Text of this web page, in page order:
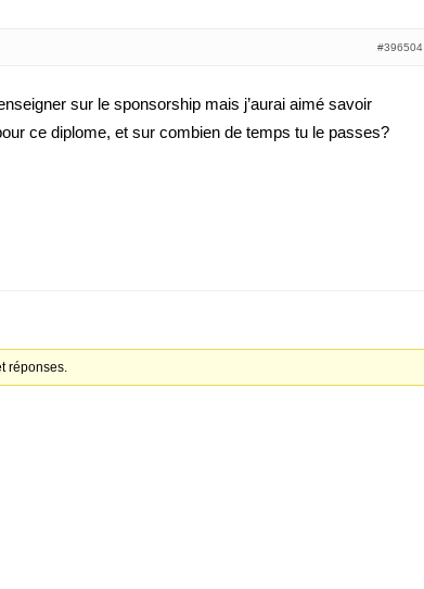
#396504
sur le sponsorship mais j’aurai aimé savoir
ce diplome, et sur combien de temps tu le passes?
réponses.